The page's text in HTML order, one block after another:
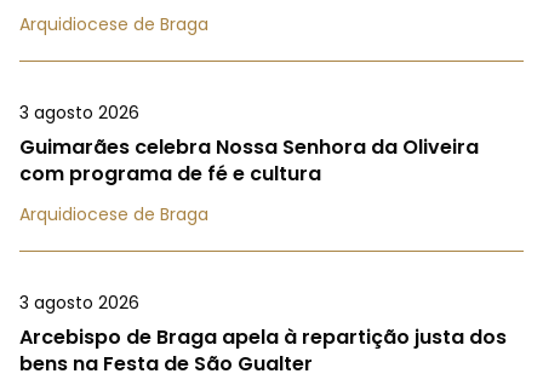
Arquidiocese de Braga
3 agosto 2026
Guimarães celebra Nossa Senhora da Oliveira
com programa de fé e cultura
Arquidiocese de Braga
3 agosto 2026
Arcebispo de Braga apela à repartição justa dos
bens na Festa de São Gualter